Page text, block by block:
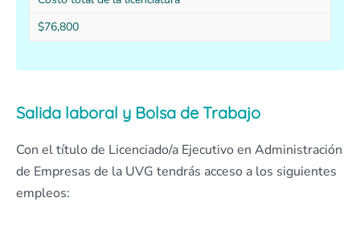
$76,800
Salida laboral y Bolsa de Trabajo
Con el título de Licenciado/a Ejecutivo en Administración
de Empresas de la UVG tendrás acceso a los siguientes
empleos: